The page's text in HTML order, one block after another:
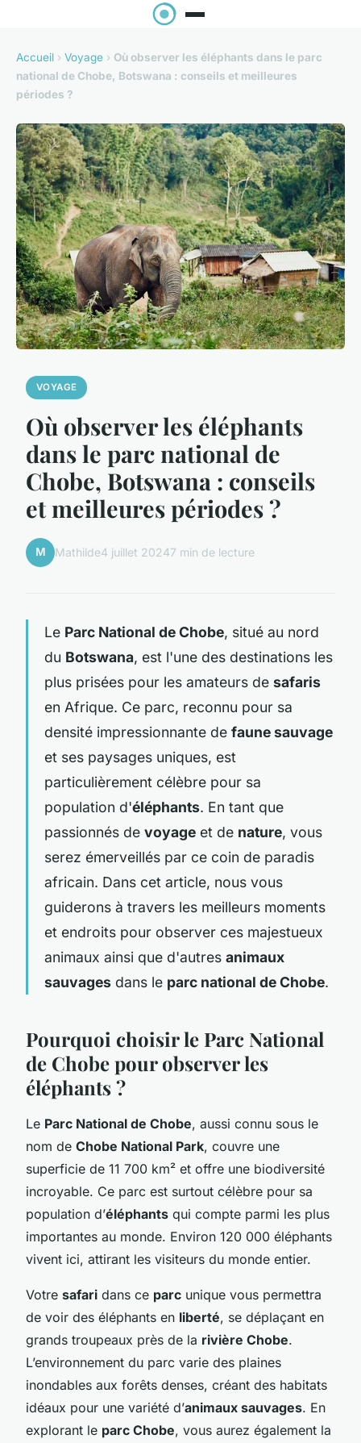
Accueil › Voyage › Où observer les éléphants dans le parc
national de Chobe, Botswana : conseils et meilleures
périodes ?
VOYAGE
Où observer les éléphants
dans le parc national de
Chobe, Botswana : conseils
et meilleures périodes ?
M Mathilde4 juillet 20247 min de lecture
Le Parc National de Chobe, situé au nord
du Botswana, est l'une des destinations les
plus prisées pour les amateurs de safaris
en Afrique. Ce parc, reconnu pour sa
densité impressionnante de faune sauvage
et ses paysages uniques, est
particulièrement célèbre pour sa
population d'éléphants. En tant que
passionnés de voyage et de nature, vous
serez émerveillés par ce coin de paradis
africain. Dans cet article, nous vous
guiderons à travers les meilleurs moments
et endroits pour observer ces majestueux
animaux ainsi que d'autres animaux
sauvages dans le parc national de Chobe.
Pourquoi choisir le Parc National
de Chobe pour observer les
éléphants ?
Le Parc National de Chobe, aussi connu sous le
nom de Chobe National Park, couvre une
superficie de 11 700 km² et offre une biodiversité
incroyable. Ce parc est surtout célèbre pour sa
population d’éléphants qui compte parmi les plus
importantes au monde. Environ 120 000 éléphants
vivent ici, attirant les visiteurs du monde entier.
Votre safari dans ce parc unique vous permettra
de voir des éléphants en liberté, se déplaçant en
grands troupeaux près de la rivière Chobe.
L’environnement du parc varie des plaines
inondables aux forêts denses, créant des habitats
idéaux pour une variété d’animaux sauvages. En
explorant le parc Chobe, vous aurez également la